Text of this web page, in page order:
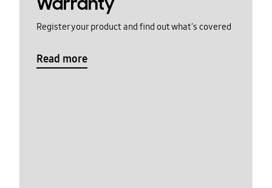
Register your product and find out what's covered
Read more